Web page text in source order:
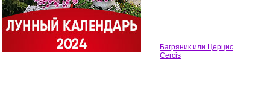
Багряник или Церцис
Cercis